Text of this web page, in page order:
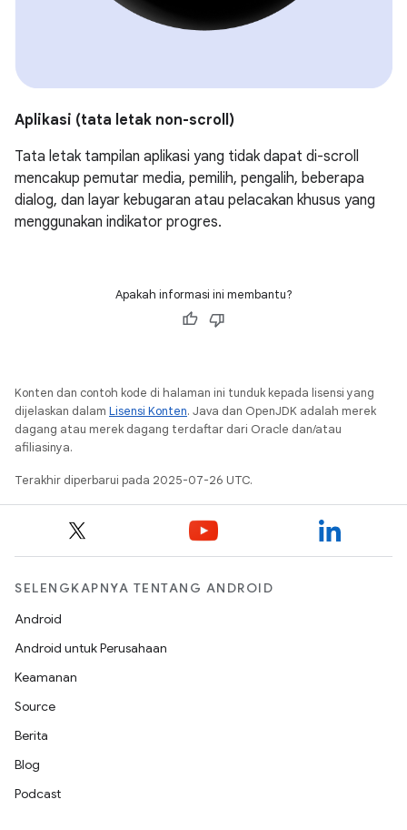
Aplikasi (tata letak non-scroll)
Tata letak tampilan aplikasi yang tidak dapat di-scroll
mencakup pemutar media, pemilih, pengalih, beberapa
dialog, dan layar kebugaran atau pelacakan khusus yang
menggunakan indikator progres.
Apakah informasi ini membantu?
Konten dan contoh kode di halaman ini tunduk kepada lisensi yang
dijelaskan dalam Lisensi Konten. Java dan OpenJDK adalah merek
dagang atau merek dagang terdaftar dari Oracle dan/atau
afiliasinya.
Terakhir diperbarui pada 2025-07-26 UTC.
SELENGKAPNYA TENTANG ANDROID
Android
Android untuk Perusahaan
Keamanan
Source
Berita
Blog
Podcast